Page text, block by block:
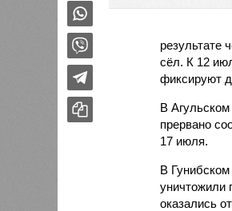
результате
сёл. К 12
фиксируют
В
прервано
17 июля.
В Гунибском
уничтожили
оказались